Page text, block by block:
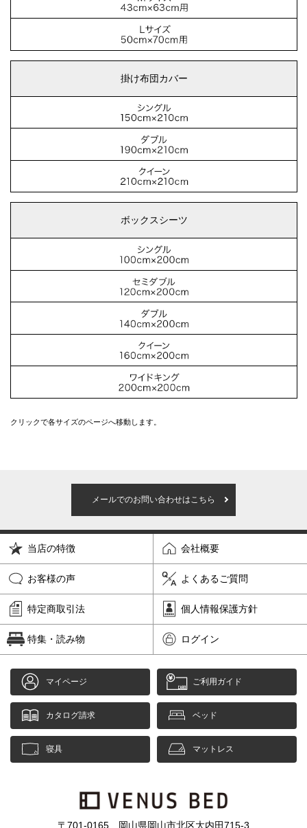
掛け布団カバー
ボックスシーツ
クリックで各サイズのページへ移動します。
メールでのお問い合わせはこちら
当店の特徴 会社概要
お客様の声 よくあるご質問
特定商取引法 個人情報保護方針
特集・読み物 ログイン
マイページ ご利用ガイド
カタログ請求 ベッド
寝具 マットレス
〒701-0165 岡山県岡山市北区大内田715-3